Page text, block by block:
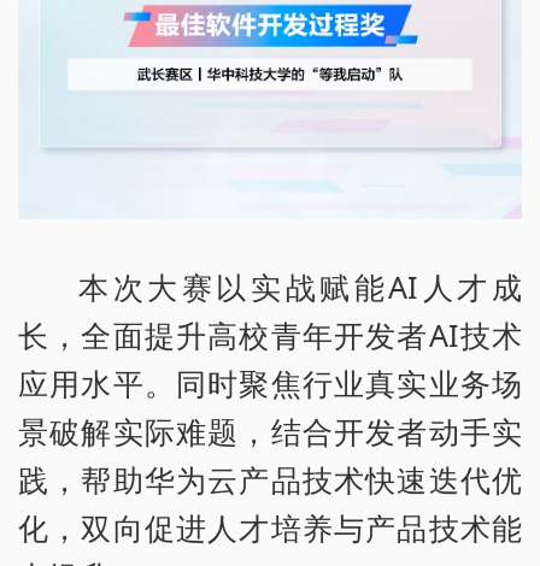
本次大赛以实战赋能AI人才成
长，全面提升高校青年开发者AI技术
应用水平。同时聚焦行业真实业务场
景破解实际难题，结合开发者动手实
践，帮助华为云产品技术快速迭代优
化，双向促进人才培养与产品技术能